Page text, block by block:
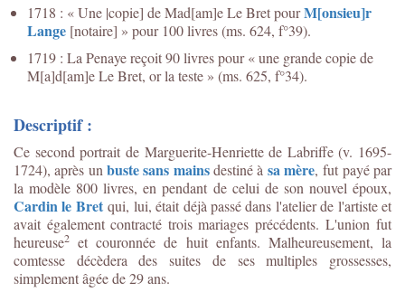
1718 : « Une |copie] de Mad[am]e Le Bret pourM[onsieu]r
Lange [notaire] » pour 100 livres (ms. 624, f°39).
1719 : La Penaye reçoit 90 livres pour « une grande copie de
M[a]d[am]e Le Bret, or la teste » (ms. 625, f°34).
Descriptif :
Ce second portrait de Marguerite-Henriette de Labriffe (v. 1695-
1724), après unbuste sans mainsdestiné à sa mère, fut payé par
la modèle 800 livres, en pendant de celui de son nouvel époux,
Cardin le Bretqui, lui, était déjà passé dans l'atelier de l'artiste et
avait également contracté trois mariages précédents. L'union fut
heureuse2 et couronnée de huit enfants. Malheureusement, la
comtesse décèdera des suites de ses multiples grossesses,
simplement âgée de 29 ans.